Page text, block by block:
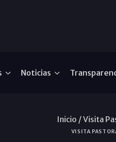
Noticias
Inicio /Visita
VISITA